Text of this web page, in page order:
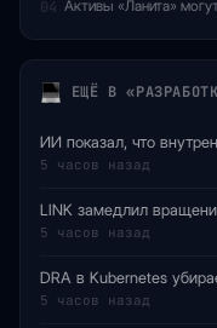
04 Активы «Ланита»
ЕЩЁ В
ИИ показал, что
5 часов назад
LINK замедлил
5 часов назад
DRA в Kubernetes
5 часов назад